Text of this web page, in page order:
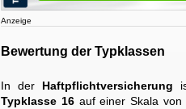
Anzeige
Bewertung der Typklassen
In der Haftpflichtversicherung
Typklasse 16auf einer Skala von